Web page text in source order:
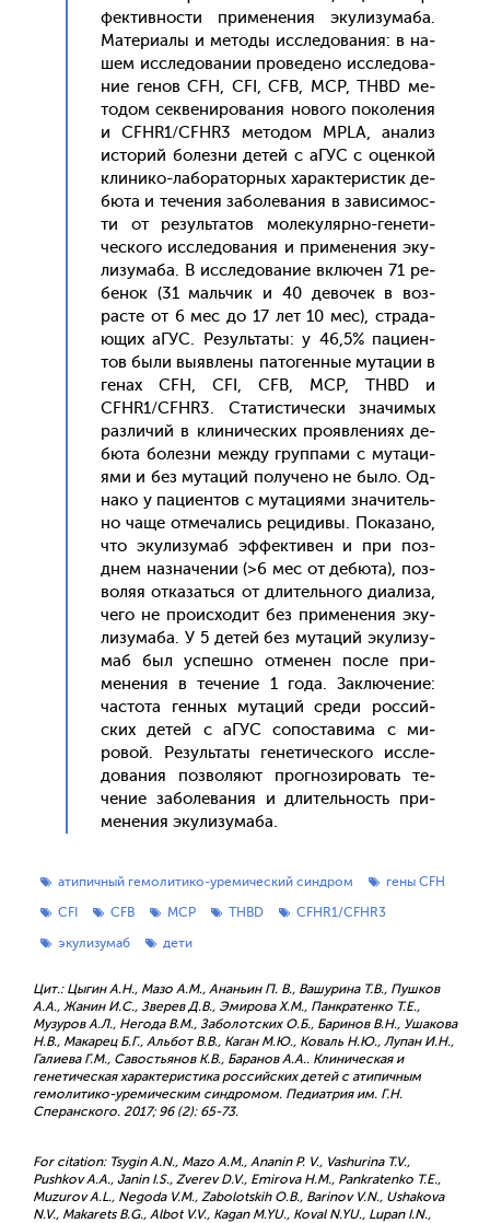
фектив­ности при­мене­ния эку­лизу­маба.
Ма­тери­алы и ме­тоды ис­сле­дова­ния: в на­
шем ис­сле­дова­нии про­веде­но ис­сле­дова­
ние ге­нов CFH, CFI, CFB, MCP, THBD ме­
тодом сек­ве­ниро­вания но­вого по­коле­ния
и CFHR1/CFHR3 ме­тодом MPLA, ана­лиз
ис­то­рий бо­лез­ни де­тей с аГУС с оцен­кой
кли­нико-ла­бора­тор­ных ха­рак­те­рис­тик де­
бюта и те­чения за­боле­вания в за­виси­мос­
ти от ре­зуль­та­тов мо­леку­ляр­но-ге­нети­
чес­ко­го ис­сле­дова­ния и при­мене­ния эку­
лизу­маба. В ис­сле­дова­ние вклю­чен 71 ре­
бенок (31 маль­чик и 40 де­вочек в воз­
расте от 6 мес до 17 лет 10 мес), стра­да­
ющих аГУС. Ре­зуль­та­ты: у 46,5% па­ци­ен­
тов бы­ли вы­яв­ле­ны па­тоген­ные му­тации в
ге­нах CFH, CFI, CFB, MCP, THBD и
CFHR1/CFHR3. Ста­тис­ти­чес­ки зна­чимых
раз­ли­чий в кли­ничес­ких про­яв­ле­ни­ях де­
бюта бо­лез­ни меж­ду груп­па­ми с му­таци­
ями и без му­таций по­луче­но не бы­ло. Од­
на­ко у па­ци­ен­тов с му­таци­ями зна­читель­
но ча­ще от­ме­чались ре­циди­вы. По­каза­но,
что эку­лизу­маб эф­фекти­вен и при поз­
днем наз­на­чении (>6 мес от де­бюта), поз­
во­ляя от­ка­зать­ся от дли­тель­но­го ди­али­за,
че­го не про­ис­хо­дит без при­мене­ния эку­
лизу­маба. У 5 де­тей без му­таций эку­лизу­
маб был ус­пешно от­ме­нен пос­ле при­
мене­ния в те­чение 1 го­да. Зак­лю­чение:
час­то­та ген­ных му­таций сре­ди рос­сий­
ских де­тей с аГУС со­пос­та­вима с ми­
ровой. Ре­зуль­та­ты ге­нети­чес­ко­го ис­сле­
дова­ния поз­во­ля­ют прог­но­зиро­вать те­
чение за­боле­вания и дли­тель­ность при­
мене­ния эку­лизу­маба.
атипичный гемолитико-уремический синдром
гены CFH
CFI
CFB MCP THBD
CFHR1/CFHR3
экулизумаб
дети
Цит.: Цыгин А.Н., Мазо А.М., Ананьин П. В., Вашурина Т.В., Пушков
А.А., Жанин И.С., Зверев Д.В., Эмирова Х.М., Панкратенко Т.Е.,
Музуров А.Л., Негода В.М., Заболотских О.Б., Баринов В.Н., Ушакова
Н.В., Макарец Б.Г., Альбот В.В., Каган М.Ю., Коваль Н.Ю., Лупан И.Н.,
Галиева Г.М., Савостьянов К.В., Баранов А.А.. Клиническая и
генетическая характеристика российских детей с атипичным
гемолитико-уремическим синдромом. Педиатрия им. Г.Н.
Сперанского. 2017; 96 (2): 65-73.
For citation: Tsygin A.N., Mazo A.M., Ananin P. V., Vashurina T.V.,
Pushkov A.A., Janin I.S., Zverev D.V., Emirova H.M., Pankratenko T.E.,
Muzurov A.L., Negoda V.M., Zabolotskih O.B., Barinov V.N., Ushakova
N.V., Makarets B.G., Albot V.V., Kagan M.YU., Koval N.YU., Lupan I.N.,